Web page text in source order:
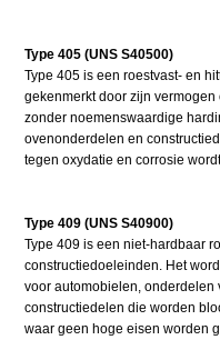
Type 405 (UNS S40500)
Type 405 is een roestvast- en
gekenmerkt door zijn
zonder noemenswaardige
ovenonderdelen en
tegen oxydatie en corrosie
Type 409 (UNS S40900)
Type 409 is een niet-hardbaar
constructiedoeleinden. Het
voor automobielen, onderdelen
constructiedelen die worden
waar geen hoge eisen worden